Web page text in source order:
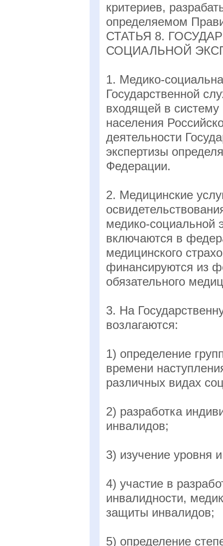
критериев,
определяемом
СТАТЬЯ 8.
СОЦИАЛЬНОЙ
1. Медико-
Государственной
входящей в систему
населения
деятельности
экспертизы
Федерации.
2. Медицинские
медико-социальной
включаются в
медицинского
финансируются из
обязательного
3. На
возлагаются:
1) определение
времени
различных видах
2) разработка
инвалидов;
3) изучение уровня
4) участие в
инвалидности,
защиты инвалидов;
5) определение